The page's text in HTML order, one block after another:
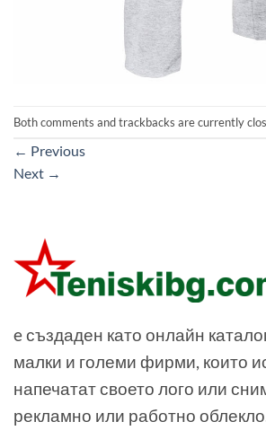
Both comments and trackbacks are currently
← Previous
Next →
e създаден като онлайн
малки и големи фирми, които
напечатат своето лого или
рекламно или работно